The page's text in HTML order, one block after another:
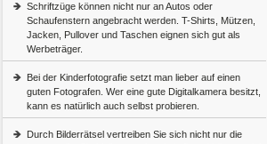
Schriftzüge können nicht nur an Autos oder
Schaufenstern angebracht werden. T-Shirts, Mützen,
Jacken, Pullover und Taschen eignen sich gut als
Werbeträger.
Bei der Kinderfotografie setzt man lieber auf einen
guten Fotografen. Wer eine gute Digitalkamera besitzt,
kann es natürlich auch selbst probieren.
Durch Bilderrätsel vertreiben Sie sich nicht nur die